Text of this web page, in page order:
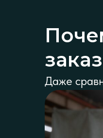
Даже